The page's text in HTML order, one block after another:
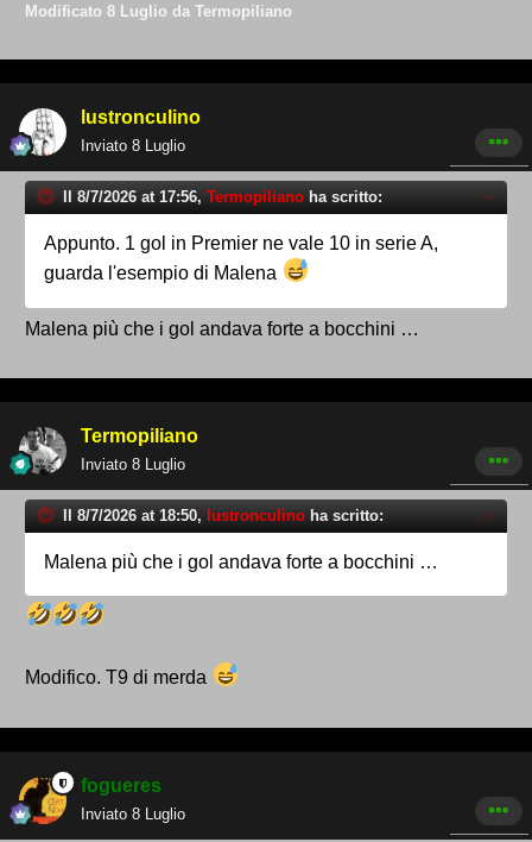
Modificato 8 Luglio da Termopiliano
lustronculino
Inviato 8 Luglio
Il 8/7/2026 at 17:56, Termopiliano ha scritto:
Appunto. 1 gol in Premier ne vale 10 in serie A,
guarda l'esempio di Malena
Malena più che i gol andava forte a bocchini …
Termopiliano
Inviato 8 Luglio
Il 8/7/2026 at 18:50, lustronculino ha scritto:
Malena più che i gol andava forte a bocchini …
Modifico. T9 di merda
fogueres
Inviato 8 Luglio